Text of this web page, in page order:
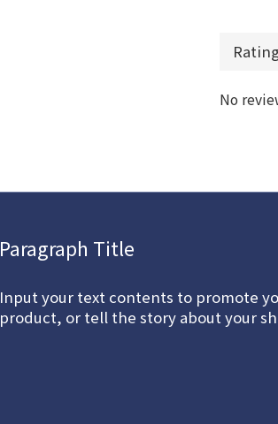
No
Paragraph Title
Input your text contents to promote
product, or tell the story about your